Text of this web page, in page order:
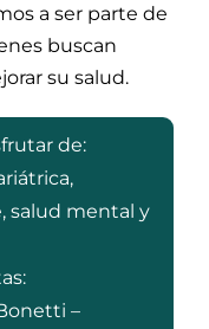
a ser parte de
buscan
su salud.
de:
salud mental y
–